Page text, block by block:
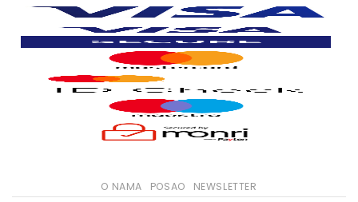
O NAMA POSAO NEWSLETTER